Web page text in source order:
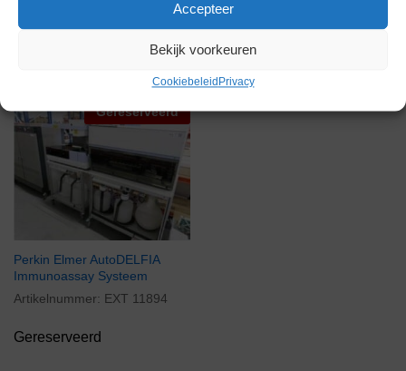
Accepteer
Bekijk voorkeuren
Cookiebeleid Privacy
Gerelateerde producten
Gereserveerd
Perkin Elmer AutoDELFIA
Immunoassay Systeem
Artikelnummer: EXT 11894
Gereserveerd